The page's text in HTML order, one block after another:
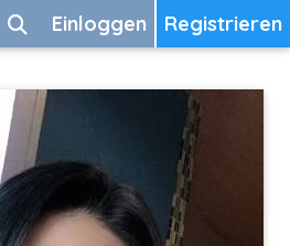
Registrieren
Einloggen